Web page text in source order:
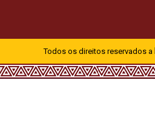
Todos os direitos reservados a